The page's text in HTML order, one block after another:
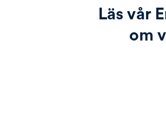
Läs vår
om